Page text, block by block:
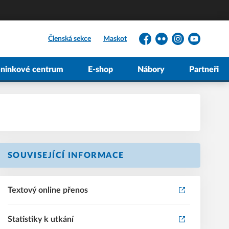
Členská sekce Maskot
Facebook
FlickrInstagramYouTube
centrum E-shop Nábory Partneři
SOUVISEJÍCÍ INFORMACE
Textový online přenos
Statistiky k utkání